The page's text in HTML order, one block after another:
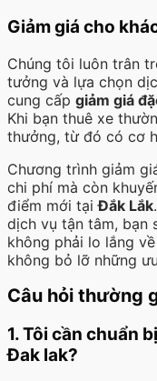
Giảm giá cho
Chúng tôi luôn trân
tưởng và lựa chọn
cung cấp giảm giá
Khi bạn thuê xe
thưởng, từ đó có cơ
Chương trình giảm
chi phí mà còn
điểm mới tạiĐắk Lắk
dịch vụ tận tâm, bạn
không phải lo lắng
không bỏ lỡ những
Câu hỏi thường
1. Tôi cần chuẩn
Đak lak?